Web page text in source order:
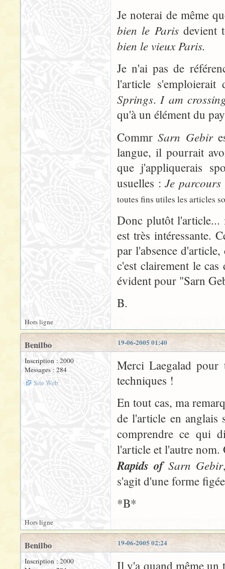
Je noterai de même
bien le Parisdevient
bien le vieux Paris.
Je n'ai pas de
l'article
Springs.I am
qu'à un élément du
CommrSarn Gebir
langue, il pourrait
que j'appliquerais
usuelles :Je
toutes fins utiles les articles
Donc plutôt l'article...
est très intéressante.
par l'absence
c'est clairement le
évident pour "Sarn
B.
Hors ligne
19-06-2005 01:40
Benilbo
Inscription : 2000
Messages : 284
Site Web
Merci Laegalad pour
techniques !
En tout cas, ma
de l'article en anglais
comprendre ce qui
l'article et l'autre
Rapids of Sarn Gebir
s'agit d'une forme
*B*
Hors ligne
19-06-2005 02:24
Benilbo
Inscription : 2000
Il y'a quand même un